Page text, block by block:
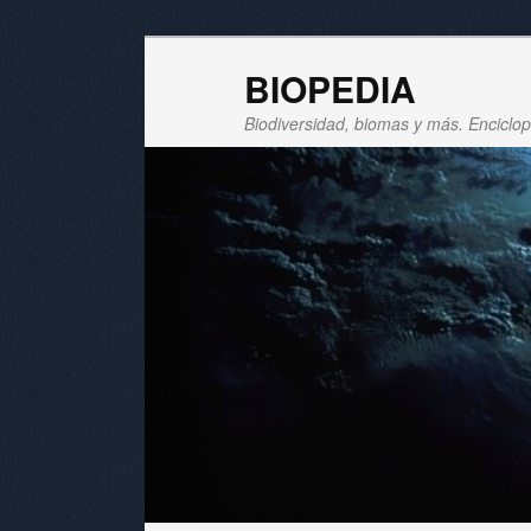
BIOPEDIA
Biodiversidad, biomas y más.